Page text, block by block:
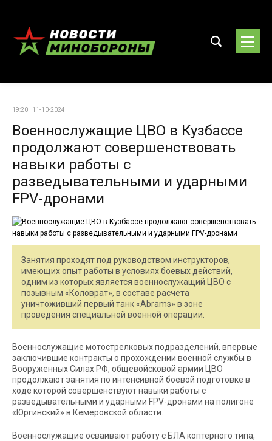
19:20 | 11-10-2024
Военнослужащие ЦВО в Кузбассе
продолжают совершенствовать
навыки работы с
разведывательными и ударными
FPV-дронами
Занятия проходят под руководством инструкторов,
имеющих опыт работы в условиях боевых действий,
одним из которых является военнослужащий ЦВО с
позывным «Коловрат», в составе расчета
уничтоживший первый танк «Abrams» в зоне
проведения специальной военной операции.
Военнослужащие мотострелковых подразделений, впервые
заключившие контракты о прохождении военной службы в
Вооруженных Силах РФ, общевойсковой армии ЦВО
продолжают занятия по интенсивной боевой подготовке в
ходе которой совершенствуют навыки работы с
разведывательными и ударными FPV-дронами на полигоне
«Юргинский» в Кемеровской области.
Военнослужащие осваивают работу с БЛА коптерного типа,